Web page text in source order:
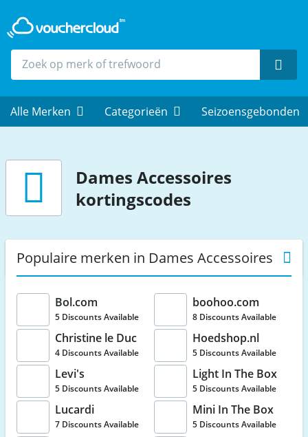
Alle Merken Categorieën Seizoensgebonden
Dames Accessoires
kortingscodes
Populaire merken in Dames Accessoires
Bol.com
5 Discounts Available
boohoo.com
8 Discounts Available
Christine le Duc
4 Discounts Available
Hoedshop.nl
5 Discounts Available
Levi's
5 Discounts Available
Light In The Box
5 Discounts Available
Lucardi
7 Discounts Available
Mini In The Box
5 Discounts Available